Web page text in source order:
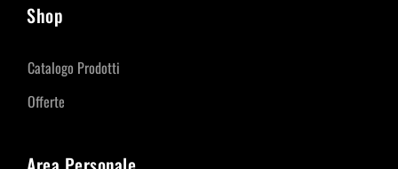
Shop
Catalogo Prodotti
Offerte